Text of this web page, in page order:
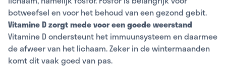
botweefsel en voor het behoud van een gezond gebit.
Vitamine D zorgt mede voor een goede weerstand
Vitamine D ondersteunt het immuunsysteem en daarmee
de afweer van het lichaam. Zeker in de wintermaanden
komt dit vaak goed van pas.